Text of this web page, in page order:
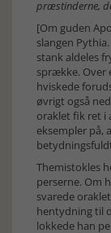
præstinderne,
[Om guden
slangen
stank aldeles
sprække. Over
hviskede
øvrigt også
oraklet fik ret i
eksempler på,
Themistokles
perserne. Om
svarede
hentydning til
lokkede han